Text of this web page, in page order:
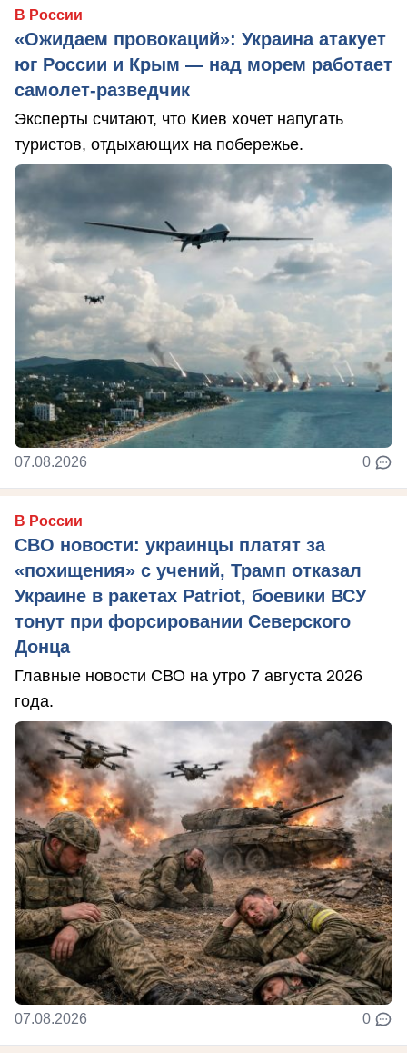
В России
«Ожидаем провокаций»: Украина атакует
юг России и Крым — над морем работает
самолет-разведчик
Эксперты считают, что Киев хочет напугать
туристов, отдыхающих на побережье.
07.08.2026 0
В России
СВО новости: украинцы платят за
«похищения» с учений, Трамп отказал
Украине в ракетах Patriot, боевики ВСУ
тонут при форсировании Северского
Донца
Главные новости СВО на утро 7 августа 2026
года.
07.08.2026 0